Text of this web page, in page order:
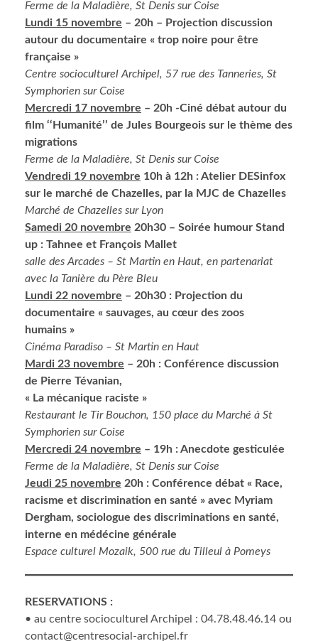
Ferme de la Maladière, St Denis sur Coise
Lundi 15 novembre – 20h – Projection discussion
autour du documentaire « trop noire pour être
française »
Centre socioculturel Archipel, 57 rue des Tanneries, St
Symphorien sur Coise
Mercredi 17 novembre – 20h -Ciné débat autour du
film ‘‘Humanité’’ de Jules Bourgeois sur le thème des
migrations
Ferme de la Maladière, St Denis sur Coise
Vendredi 19 novembre 10h à 12h : Atelier DESinfox
sur le marché de Chazelles, par la MJC de Chazelles
Marché de Chazelles sur Lyon
Samedi 20 novembre 20h30 – Soirée humour Stand
up : Tahnee et François Mallet
salle des Arcades – St Martin en Haut, en partenariat
avec la Tanière du Père Bleu
Lundi 22 novembre – 20h30 : Projection du
documentaire « sauvages, au cœur des zoos
humains »
Cinéma Paradiso – St Martin en Haut
Mardi 23 novembre – 20h : Conférence discussion
de Pierre Tévanian,
« La mécanique raciste »
Restaurant le Tir Bouchon, 150 place du Marché à St
Symphorien sur Coise
Mercredi 24 novembre – 19h : Anecdote gesticulée
Ferme de la Maladière, St Denis sur Coise
Jeudi 25 novembre 20h : Conférence débat « Race,
racisme et discrimination en santé » avec Myriam
Dergham, sociologue des discriminations en santé,
interne en médécine générale
Espace culturel Mozaik, 500 rue du Tilleul à Pomeys
RESERVATIONS :
• au centre socioculturel Archipel : 04.78.48.46.14 ou
contact@centresocial-archipel.fr